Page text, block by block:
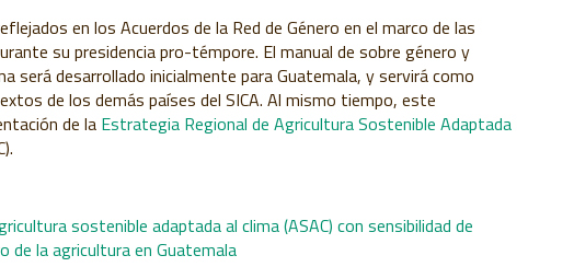
en los Acuerdos de la Red de Género en el marco de las
su presidencia pro-témpore. El manual de sobre género y
será desarrollado inicialmente para Guatemala, y servirá como
de los demás países del SICA. Al mismo tiempo, este
de la Estrategia Regional de Agricultura Sostenible Adaptada
sostenible adaptada al clima (ASAC) con sensibilidad de
de la agricultura en Guatemala